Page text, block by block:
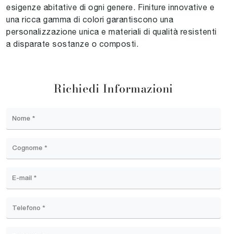
esigenze abitative di ogni genere. Finiture innovative e
una ricca gamma di colori garantiscono una
personalizzazione unica e materiali di qualità resistenti
a disparate sostanze o composti.
Richiedi Informazioni